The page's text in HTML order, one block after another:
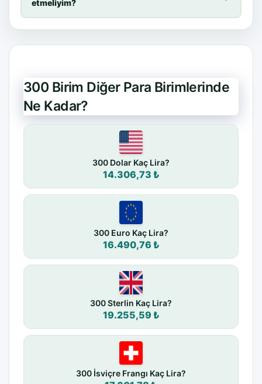
etmeliyim?
300 Birim Diğer Para Birimlerinde
Ne Kadar?
300 Dolar Kaç Lira?
14.306,73 ₺
300 Euro Kaç Lira?
16.490,76 ₺
300 Sterlin Kaç Lira?
19.255,59 ₺
300 İsviçre Frangı Kaç Lira?